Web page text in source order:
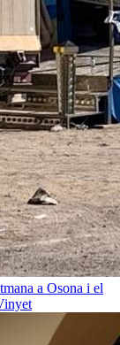
a Osona i el